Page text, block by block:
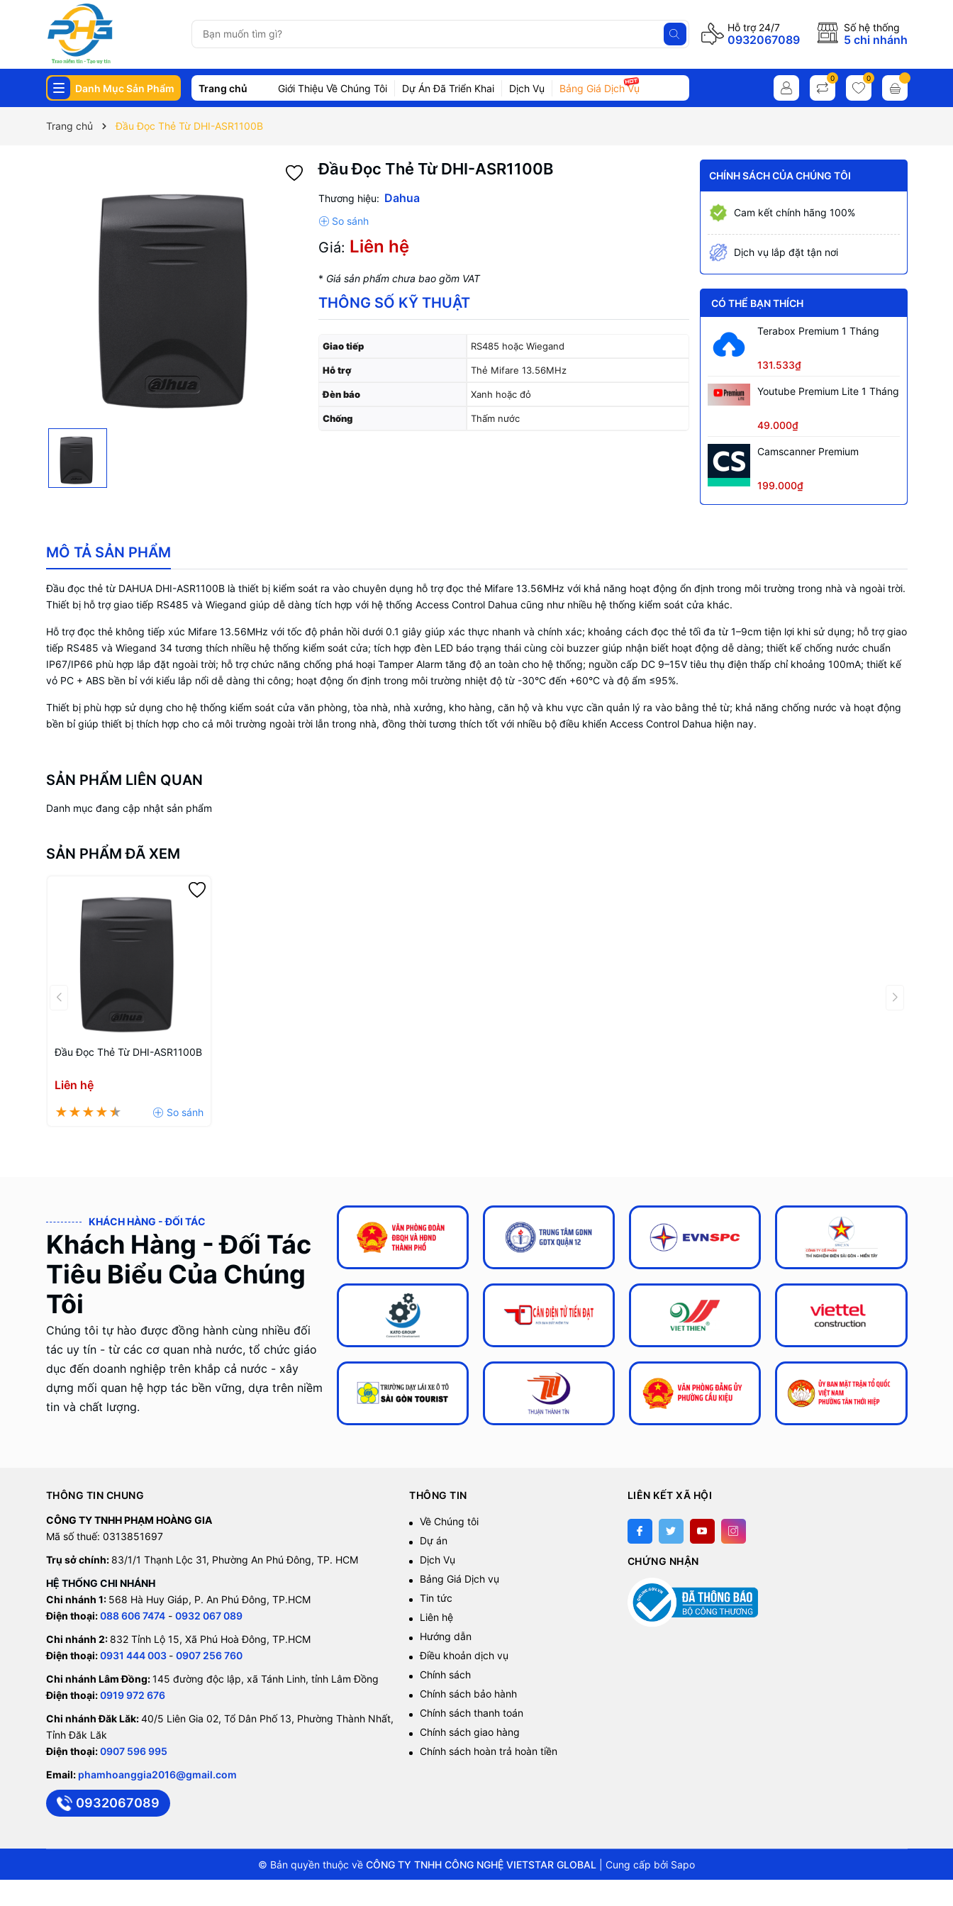
Hỗ trợ 24/7
0932067089
Số hệ thống
5 chi nhánh
Danh Mục Sản Phẩm Trang chủ Giới Thiệu Về Chúng Tôi Dự Án Đã Triển Khai Dịch Vụ Bảng Giá Dịch Vụ
0 0
Trang chủ Đầu Đọc Thẻ Từ DHI-ASR1100B
Đầu Đọc Thẻ Từ DHI-ASR1100B
Thương hiệu: Dahua
Giá: Liên hệ
* Giá sản phẩm chưa bao gồm VAT
THÔNG SỐ KỸ THUẬT
Giao tiếp RS485 hoặc Wiegand
Hỗ trợ Thẻ Mifare 13.56MHz
Đèn báo Xanh hoặc đỏ
Chống Thấm nước
CHÍNH SÁCH CỦA CHÚNG TÔI
Cam kết chính hãng 100%
Dịch vụ lắp đặt tận nơi
CÓ THỂ BẠN THÍCH
Terabox Premium 1 Tháng
131.533₫
Youtube Premium Lite 1 Tháng
49.000₫
Camscanner Premium
199.000₫
MÔ TẢ SẢN PHẨM
Đầu đọc thẻ từ DAHUA DHI-ASR1100B là thiết bị kiểm soát ra vào chuyên dụng hỗ trợ đọc thẻ Mifare 13.56MHz với khả năng hoạt động ổn định trong môi trường trong nhà và ngoài trời.
Thiết bị hỗ trợ giao tiếp RS485 và Wiegand giúp dễ dàng tích hợp với hệ thống Access Control Dahua cũng như nhiều hệ thống kiểm soát cửa khác.
Hỗ trợ đọc thẻ không tiếp xúc Mifare 13.56MHz với tốc độ phản hồi dưới 0.1 giây giúp xác thực nhanh và chính xác; khoảng cách đọc thẻ tối đa từ 1–9cm tiện lợi khi sử dụng; hỗ trợ giao
tiếp RS485 và Wiegand 34 tương thích nhiều hệ thống kiểm soát cửa; tích hợp đèn LED báo trạng thái cùng còi buzzer giúp nhận biết hoạt động dễ dàng; thiết kế chống nước chuẩn
IP67/IP66 phù hợp lắp đặt ngoài trời; hỗ trợ chức năng chống phá hoại Tamper Alarm tăng độ an toàn cho hệ thống; nguồn cấp DC 9–15V tiêu thụ điện thấp chỉ khoảng 100mA; thiết kế
vỏ PC + ABS bền bỉ với kiểu lắp nổi dễ dàng thi công; hoạt động ổn định trong môi trường nhiệt độ từ -30°C đến +60°C và độ ẩm ≤95%.
Thiết bị phù hợp sử dụng cho hệ thống kiểm soát cửa văn phòng, tòa nhà, nhà xưởng, kho hàng, căn hộ và khu vực cần quản lý ra vào bằng thẻ từ; khả năng chống nước và hoạt động
bền bỉ giúp thiết bị thích hợp cho cả môi trường ngoài trời lẫn trong nhà, đồng thời tương thích tốt với nhiều bộ điều khiển Access Control Dahua hiện nay.
SẢN PHẨM LIÊN QUAN
Danh mục đang cập nhật sản phẩm
SẢN PHẨM ĐÃ XEM
Đầu Đọc Thẻ Từ DHI-ASR1100B
Liên hệ
KHÁCH HÀNG - ĐỐI TÁC
Khách Hàng - Đối Tác
Tiêu Biểu Của Chúng
Tôi
Chúng tôi tự hào được đồng hành cùng nhiều đối
tác uy tín - từ các cơ quan nhà nước, tổ chức giáo
dục đến doanh nghiệp trên khắp cả nước - xây
dựng mối quan hệ hợp tác bền vững, dựa trên niềm
tin và chất lượng.
THÔNG TIN CHUNG
CÔNG TY TNHH PHẠM HOÀNG GIA
Mã số thuế: 0313851697
Trụ sở chính: 83/1/1 Thạnh Lộc 31, Phường An Phú Đông, TP. HCM
HỆ THỐNG CHI NHÁNH
Chi nhánh 1: 568 Hà Huy Giáp, P. An Phú Đông, TP.HCM
Điện thoại:088 606 7474- 0932 067 089
Chi nhánh 2: 832 Tỉnh Lộ 15, Xã Phú Hoà Đông, TP.HCM
Điện thoại:0931 444 003 - 0907 256 760
Chi nhánh Lâm Đồng:145 đường độc lập, xã Tánh Linh, tỉnh Lâm Đồng
Điện thoại:0919 972 676
Chi nhánh Đăk Lăk:40/5 Liên Gia 02, Tổ Dân Phố 13, Phường Thành Nhất,
Tỉnh Đăk Lăk
Điện thoại:0907 596 995
Email: phamhoanggia2016@gmail.com
0932067089
THÔNG TIN
Về Chúng tôi
Dự án
Dịch Vụ
Bảng Giá Dịch vụ
Tin tức
Liên hệ
Hướng dẫn
Điều khoản dịch vụ
Chính sách
Chính sách bảo hành
Chính sách thanh toán
Chính sách giao hàng
Chính sách hoàn trả hoàn tiền
LIÊN KẾT XÃ HỘI
CHỨNG NHẬN
© Bản quyền thuộc về CÔNG TY TNHH CÔNG NGHỆ VIETSTAR GLOBAL Cung cấp bởi Sapo